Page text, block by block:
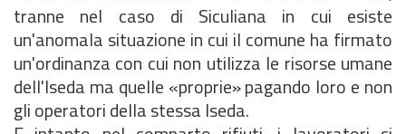
tranne nel caso di Siculiana in cui esiste
un'anomala situazione in cui il comune ha firmato
un'ordinanza con cui non utilizza le risorse umane
dell'Iseda ma quelle «proprie» pagando loro e non
gli operatori della stessa Iseda.